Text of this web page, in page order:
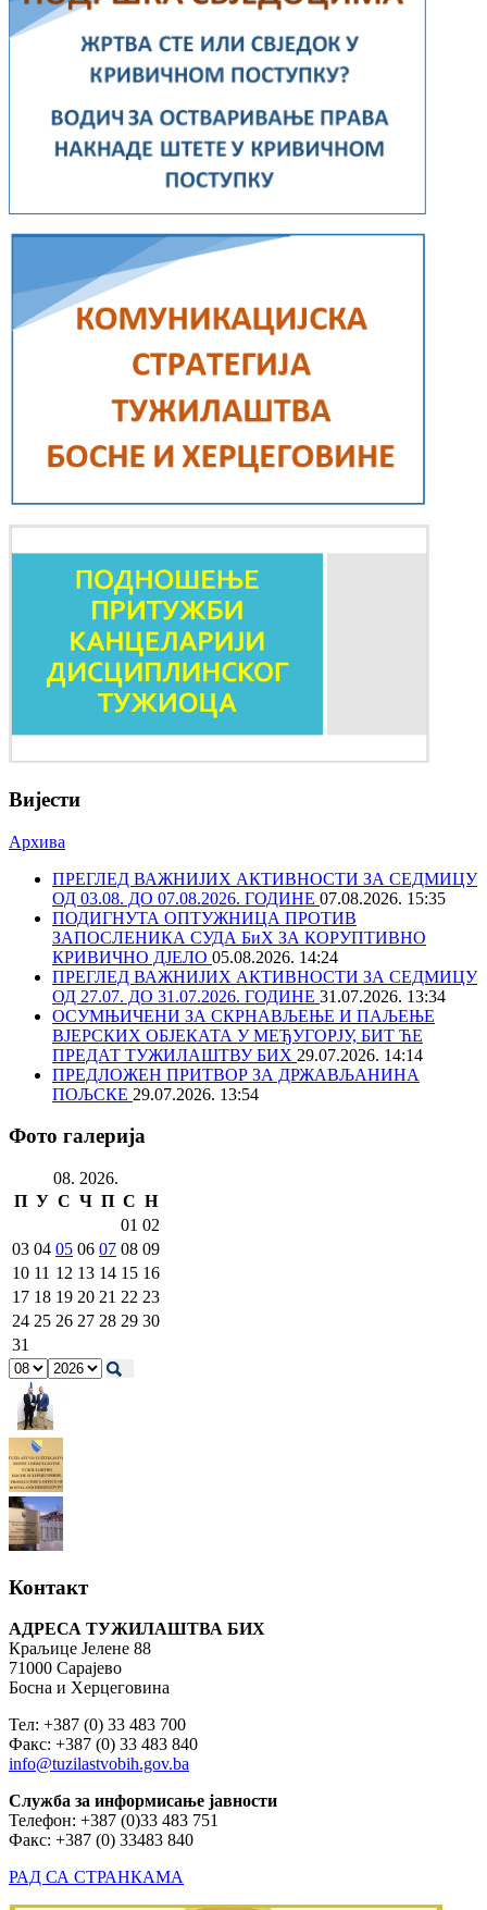
Вијести
Архива
ПРЕГЛЕД ВАЖНИЈИХ АКТИВНОСТИ ЗА СЕДМИЦУ
ОД 03.08. ДО 07.08.2026. ГОДИНЕ 07.08.2026. 15:35
ПОДИГНУТА ОПТУЖНИЦА ПРОТИВ
ЗАПОСЛЕНИКА СУДА БиХ ЗА КОРУПТИВНО
КРИВИЧНО ДЈЕЛО 05.08.2026. 14:24
ПРЕГЛЕД ВАЖНИЈИХ АКТИВНОСТИ ЗА СЕДМИЦУ
ОД 27.07. ДО 31.07.2026. ГОДИНЕ 31.07.2026. 13:34
ОСУМЊИЧЕНИ ЗА СКРНАВЉЕЊЕ И ПАЉЕЊЕ
ВЈЕРСКИХ ОБЈЕКАТА У МЕЂУГОРЈУ, БИТ ЋЕ
ПРЕДАТ ТУЖИЛАШТВУ БИХ 29.07.2026. 14:14
ПРЕДЛОЖЕН ПРИТВОР ЗА ДРЖАВЉАНИНА
ПОЉСКЕ 29.07.2026. 13:54
Фото галерија
08. 2026.
П У С Ч П С Н
01 02
03 04 05 06 07 08 09
10 11 12 13 14 15 16
17 18 19 20 21 22 23
24 25 26 27 28 29 30
31
Контакт
АДРЕСА ТУЖИЛАШТВА БИХ
Краљице Јелене 88
71000 Сарајево
Босна и Херцеговина
Тел: +387 (0) 33 483 700
Факс: +387 (0) 33 483 840
info@tuzilastvobih.gov.ba
Служба за информисање јавности
Телефон: +387 (0)33 483 751
Факс: +387 (0) 33483 840
РАД СА СТРАНКАМА